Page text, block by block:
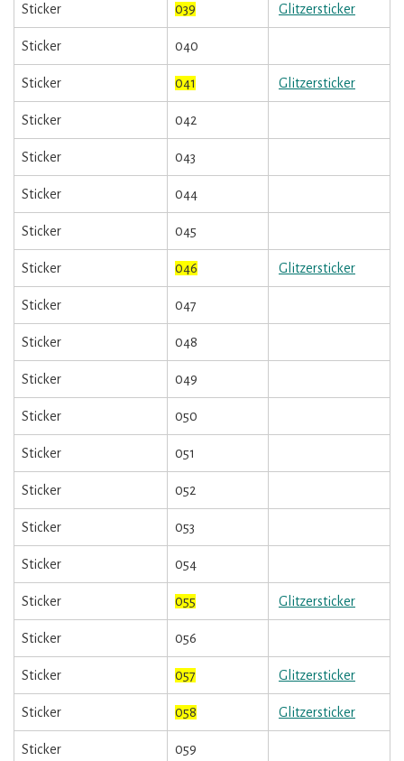
Sticker 039 Glitzersticker
Sticker 040
Sticker 041 Glitzersticker
Sticker 042
Sticker 043
Sticker 044
Sticker 045
Sticker 046 Glitzersticker
Sticker 047
Sticker 048
Sticker 049
Sticker 050
Sticker 051
Sticker 052
Sticker 053
Sticker 054
Sticker 055 Glitzersticker
Sticker 056
Sticker 057 Glitzersticker
Sticker 058 Glitzersticker
Sticker 059